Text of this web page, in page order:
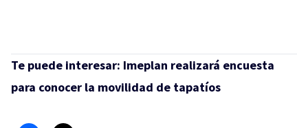
Te puede interesar: Imeplan realizará encuesta
para conocer la movilidad de tapatíos